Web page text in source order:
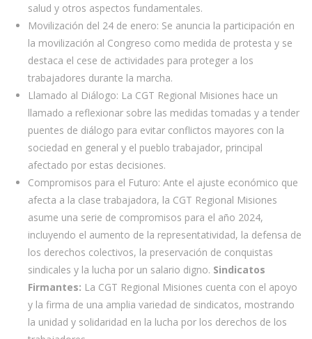
salud y otros aspectos fundamentales.
Movilización del 24 de enero: Se anuncia la participación en
la movilización al Congreso como medida de protesta y se
destaca el cese de actividades para proteger a los
trabajadores durante la marcha.
Llamado al Diálogo: La CGT Regional Misiones hace un
llamado a reflexionar sobre las medidas tomadas y a tender
puentes de diálogo para evitar conflictos mayores con la
sociedad en general y el pueblo trabajador, principal
afectado por estas decisiones.
Compromisos para el Futuro: Ante el ajuste económico que
afecta a la clase trabajadora, la CGT Regional Misiones
asume una serie de compromisos para el año 2024,
incluyendo el aumento de la representatividad, la defensa de
los derechos colectivos, la preservación de conquistas
sindicales y la lucha por un salario digno. Sindicatos
Firmantes: La CGT Regional Misiones cuenta con el apoyo
y la firma de una amplia variedad de sindicatos, mostrando
la unidad y solidaridad en la lucha por los derechos de los